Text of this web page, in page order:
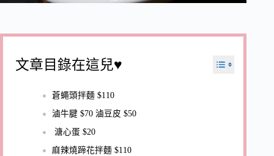
文章目錄在這兒♥
蒼蠅頭拌麵 $110
滷牛腱 $70 滷豆皮 $50
溏心蛋 $20
麻辣燒蹄花拌麵 $110